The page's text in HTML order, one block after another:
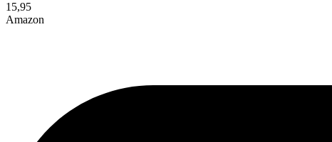
15,95
Amazon